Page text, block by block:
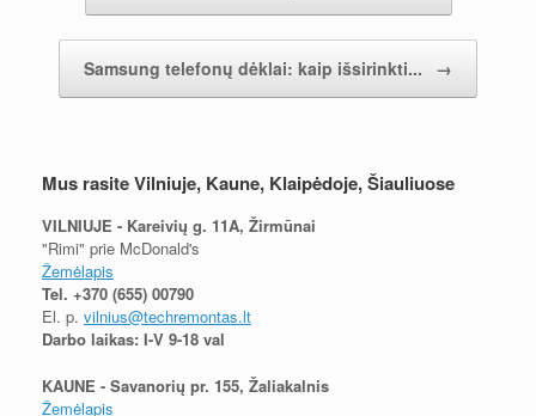
Samsung telefonų dėklai: kaip išsirinkti... →
Mus rasite Vilniuje, Kaune, Klaipėdoje, Šiauliuose
VILNIUJE - Kareivių g. 11A, Žirmūnai
"Rimi" prie McDonald's
Žemėlapis
Tel. +370 (655) 00790
El. p. vilnius@techremontas.lt
Darbo laikas: I-V 9-18 val
KAUNE - Savanorių pr. 155, Žaliakalnis
Žemėlapis